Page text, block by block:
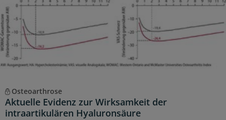
Osteoarthrose
Aktuelle Evidenz zur Wirksamkeit der
intraartikulären Hyaluronsäure